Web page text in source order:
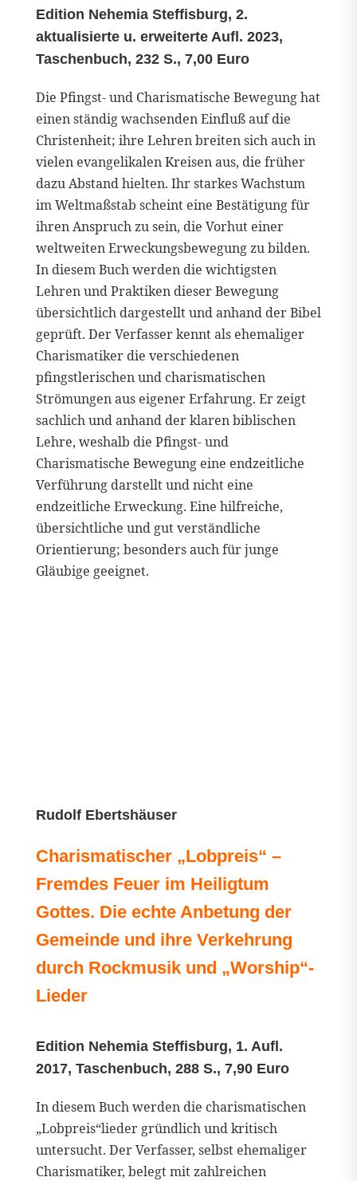
Edition Nehemia Steffisburg, 2.
aktualisierte u. erweiterte Aufl. 2023,
Taschenbuch, 232 S., 7,00 Euro
Die Pfingst- und Charismatische Bewegung hat
einen ständig wachsenden Einfluß auf die
Christenheit; ihre Lehren breiten sich auch in
vielen evangelikalen Kreisen aus, die früher
dazu Abstand hielten. Ihr starkes Wachstum
im Weltmaßstab scheint eine Bestätigung für
ihren Anspruch zu sein, die Vorhut einer
weltweiten Erweckungsbewegung zu bilden.
In diesem Buch werden die wichtigsten
Lehren und Praktiken dieser Bewegung
übersichtlich dargestellt und anhand der Bibel
geprüft. Der Verfasser kennt als ehemaliger
Charismatiker die verschiedenen
pfingstlerischen und charismatischen
Strömungen aus eigener Erfahrung. Er zeigt
sachlich und anhand der klaren biblischen
Lehre, weshalb die Pfingst- und
Charismatische Bewegung eine endzeitliche
Verführung darstellt und nicht eine
endzeitliche Erweckung. Eine hilfreiche,
übersichtliche und gut verständliche
Orientierung; besonders auch für junge
Gläubige geeignet.
Rudolf Ebertshäuser
Charismatischer „Lobpreis“ –
Fremdes Feuer im Heiligtum
Gottes. Die echte Anbetung der
Gemeinde und ihre Verkehrung
durch Rockmusik und „Worship“-
Lieder
Edition Nehemia Steffisburg, 1. Aufl.
2017, Taschenbuch, 288 S., 7,90 Euro
In diesem Buch werden die charismatischen
„Lobpreis“lieder gründlich und kritisch
untersucht. Der Verfasser, selbst ehemaliger
Charismatiker, belegt mit zahlreichen